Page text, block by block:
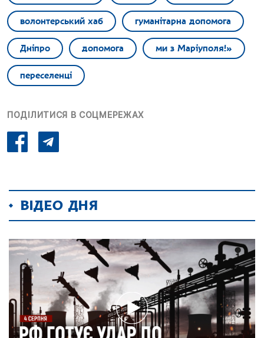
волонтерський хаб гуманітарна допомога
Дніпро допомога ми з Маріуполя!»
переселенці
ПОДІЛИТИСЯ В СОЦМЕРЕЖАХ
ВІДЕО ДНЯ